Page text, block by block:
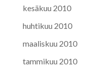
kesäkuu 2010
huhtikuu 2010
maaliskuu 2010
tammikuu 2010